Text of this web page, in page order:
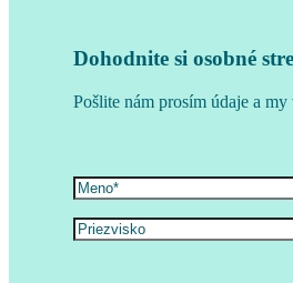
Dohodnite si osobné
Pošlite nám prosím údaje a